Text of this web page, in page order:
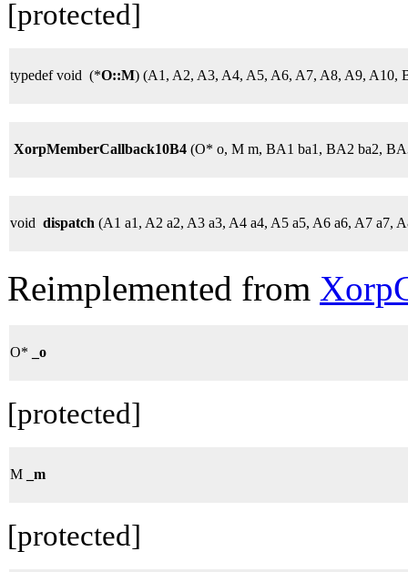
[protected]
typedef void (*O::M) (A1, A2, A3, A4, A5, A6, A7, A8, A9,
XorpMemberCallback10B4 (O* o, M m, BA1 ba1, BA2 ba2,
void dispatch (A1 a1, A2 a2, A3 a3, A4 a4, A5 a5, A6 a6, A7 a7,
Reimplemented from
O* _o
[protected]
M _m
[protected]